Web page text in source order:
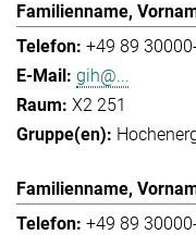
+49 89
gih@...
X2 251
+49 89